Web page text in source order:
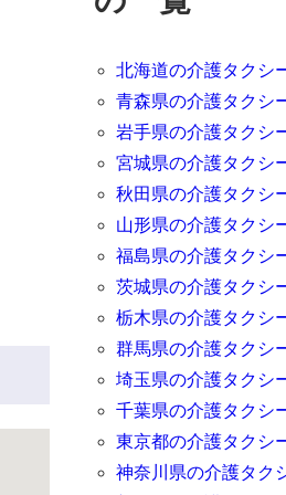
北海道の介護タクシ
青森県の介護タクシ
岩手県の介護タクシ
宮城県の介護タクシ
秋田県の介護タクシ
山形県の介護タクシ
福島県の介護タクシ
茨城県の介護タクシ
栃木県の介護タクシ
群馬県の介護タクシ
埼玉県の介護タクシ
千葉県の介護タクシ
東京都の介護タクシ
神奈川県の介護タク